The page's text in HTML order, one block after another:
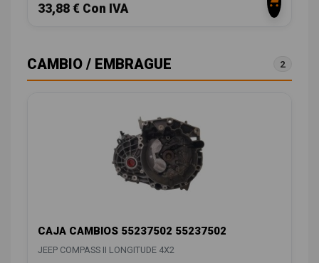
33,88 € Con IVA
CAMBIO / EMBRAGUE 2
CAJA CAMBIOS 55237502 55237502
JEEP COMPASS II LONGITUDE 4X2